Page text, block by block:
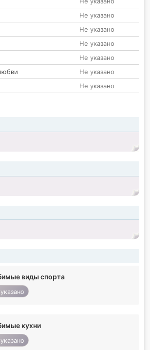
Не указано
Не указано
Не указано
Не указано
Не указано
Не указано
виды спорта
кухни